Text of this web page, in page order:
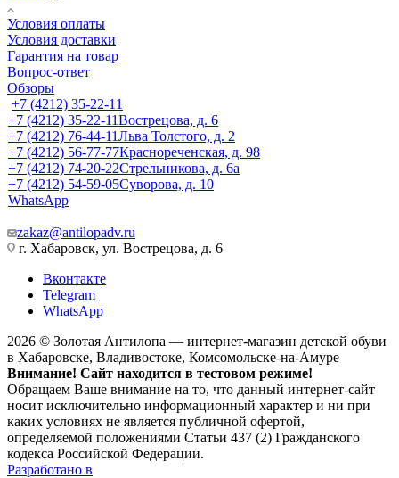
Условия оплаты
Условия доставки
Гарантия на товар
Вопрос-ответ
Обзоры
+7 (4212) 35-22-11
+7 (4212) 35-22-11Вострецова, д. 6
+7 (4212) 76-44-11Льва Толстого, д. 2
+7 (4212) 56-77-77Краснореченская, д. 98
+7 (4212) 74-20-22Стрельникова, д. 6а
+7 (4212) 54-59-05Суворова, д. 10
WhatsApp
zakaz@antilopadv.ru
г. Хабаровск, ул. Вострецова, д. 6
Вконтакте
Telegram
WhatsApp
2026 © Золотая Антилопа — интернет-магазин детской обуви
в Хабаровске, Владивостоке, Комсомольске-на-Амуре
Внимание! Сайт находится в тестовом режиме!
Обращаем Ваше внимание на то, что данный интернет-сайт
носит исключительно информационный характер и ни при
каких условиях не является публичной офертой,
определяемой положениями Статьи 437 (2) Гражданского
кодекса Российской Федерации.
Разработано в